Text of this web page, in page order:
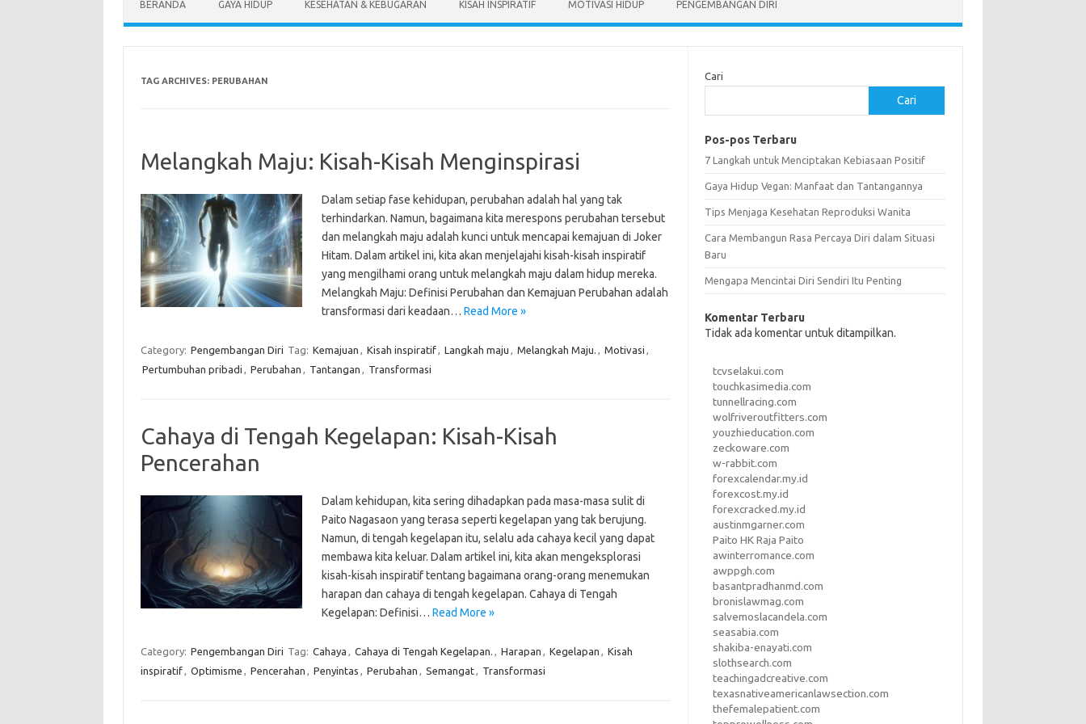
BERANDA GAYA HIDUP KESEHATAN & KEBUGARAN KISAH INSPIRATIF MOTIVASI HIDUP PENGEMBANGAN DIRI
TAG ARCHIVES: PERUBAHAN
Melangkah Maju: Kisah-Kisah Menginspirasi
Dalam setiap fase kehidupan, perubahan adalah hal yang tak
terhindarkan. Namun, bagaimana kita merespons perubahan tersebut
dan melangkah maju adalah kunci untuk mencapai kemajuan di Joker
Hitam. Dalam artikel ini, kita akan menjelajahi kisah-kisah inspiratif
yang mengilhami orang untuk melangkah maju dalam hidup mereka.
Melangkah Maju: Definisi Perubahan dan Kemajuan Perubahan adalah
transformasi dari keadaan… Read More »
Category: Pengembangan Diri Tag: Kemajuan , Kisah inspiratif, Langkah maju , Melangkah Maju. , Motivasi ,
Pertumbuhan pribadi , Perubahan , Tantangan , Transformasi
Cahaya di Tengah Kegelapan: Kisah-Kisah
Pencerahan
Dalam kehidupan, kita sering dihadapkan pada masa-masa sulit di
Paito Nagasaon yang terasa seperti kegelapan yang tak berujung.
Namun, di tengah kegelapan itu, selalu ada cahaya kecil yang dapat
membawa kita keluar. Dalam artikel ini, kita akan mengeksplorasi
kisah-kisah inspiratif tentang bagaimana orang-orang menemukan
harapan dan cahaya di tengah kegelapan. Cahaya di Tengah
Kegelapan: Definisi… Read More »
Category: Pengembangan Diri Tag: Cahaya , Cahaya di Tengah Kegelapan. , Harapan , Kegelapan , Kisah
inspiratif, Optimisme , Pencerahan , Penyintas , Perubahan , Semangat, Transformasi
Cari
Cari
Pos-pos Terbaru
7 Langkah untuk Menciptakan Kebiasaan Positif
Gaya Hidup Vegan: Manfaat dan Tantangannya
Tips Menjaga Kesehatan Reproduksi Wanita
Cara Membangun Rasa Percaya Diri dalam Situasi
Baru
Mengapa Mencintai Diri Sendiri Itu Penting
Komentar Terbaru
Tidak ada komentar untuk ditampilkan.
tcvselakui.com
touchkasimedia.com
tunnellracing.com
wolfriveroutfitters.com
youzhieducation.com
zeckoware.com
w-rabbit.com
forexcalendar.my.id
forexcost.my.id
forexcracked.my.id
austinmgarner.com
Paito HK Raja Paito
awinterromance.com
awppgh.com
basantpradhanmd.com
bronislawmag.com
salvemoslacandela.com
seasabia.com
shakiba-enayati.com
slothsearch.com
teachingadcreative.com
texasnativeamericanlawsection.com
thefemalepatient.com